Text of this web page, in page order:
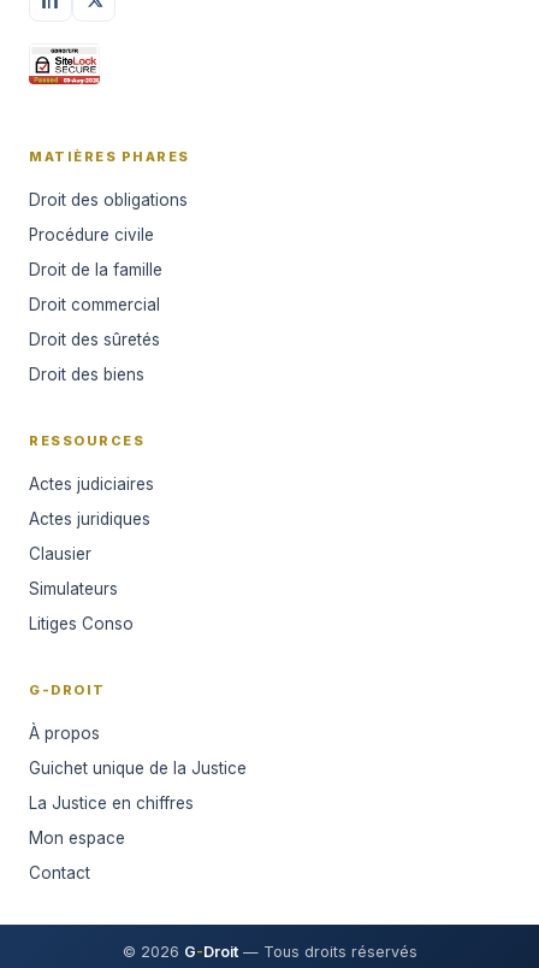
MATIÈRES PHARES
Droit des obligations
Procédure civile
Droit de la famille
Droit commercial
Droit des sûretés
Droit des biens
RESSOURCES
Actes judiciaires
Actes juridiques
Clausier
Simulateurs
Litiges Conso
G-DROIT
À propos
Guichet unique de la Justice
La Justice en chiffres
Mon espace
Contact
© 2026 G-Droit— Tous droits réservés